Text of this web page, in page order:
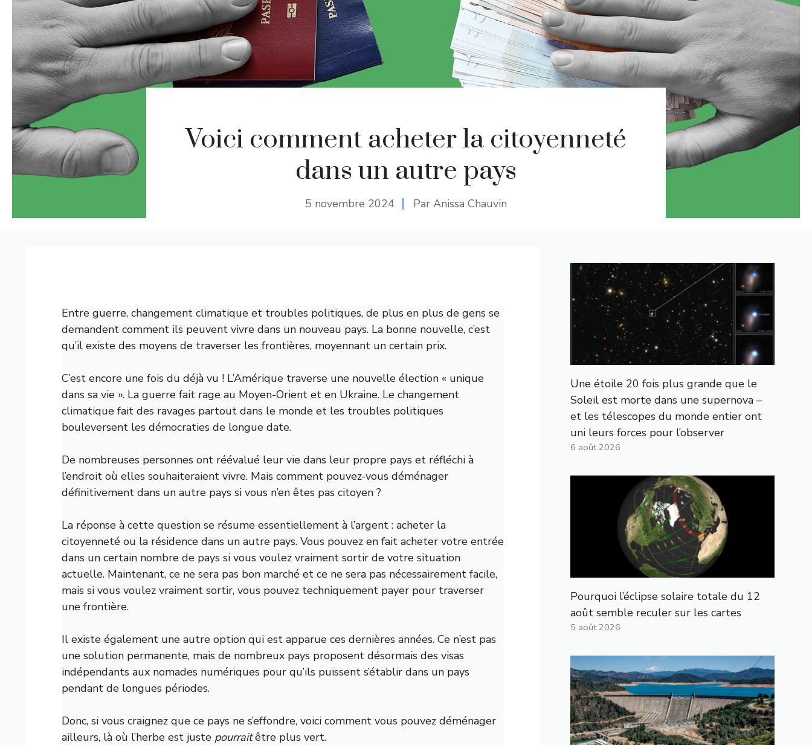
Voici comment acheter la citoyenneté
dans un autre pays
5 novembre 2024 Par Anissa Chauvin
Entre guerre, changement climatique et troubles politiques, de plus en plus de gens se
demandent comment ils peuvent vivre dans un nouveau pays. La bonne nouvelle, c’est
qu’il existe des moyens de traverser les frontières, moyennant un certain prix.
C’est encore une fois du déjà vu ! L’Amérique traverse une nouvelle élection « unique
dans sa vie ». La guerre fait rage au Moyen-Orient et en Ukraine. Le changement
climatique fait des ravages partout dans le monde et les troubles politiques
bouleversent les démocraties de longue date.
De nombreuses personnes ont réévalué leur vie dans leur propre pays et réfléchi à
l’endroit où elles souhaiteraient vivre. Mais comment pouvez-vous déménager
définitivement dans un autre pays si vous n’en êtes pas citoyen ?
La réponse à cette question se résume essentiellement à l’argent : acheter la
citoyenneté ou la résidence dans un autre pays. Vous pouvez en fait acheter votre entrée
dans un certain nombre de pays si vous voulez vraiment sortir de votre situation
actuelle. Maintenant, ce ne sera pas bon marché et ce ne sera pas nécessairement facile,
mais si vous voulez vraiment sortir, vous pouvez techniquement payer pour traverser
une frontière.
Il existe également une autre option qui est apparue ces dernières années. Ce n’est pas
une solution permanente, mais de nombreux pays proposent désormais des visas
indépendants aux nomades numériques pour qu’ils puissent s’établir dans un pays
pendant de longues périodes.
Donc, si vous craignez que ce pays ne s’effondre, voici comment vous pouvez déménager
ailleurs, là où l’herbe est juste pourraitêtre plus vert.
Une étoile 20 fois plus grande que le
Soleil est morte dans une supernova –
et les télescopes du monde entier ont
uni leurs forces pour l’observer
6 août 2026
Pourquoi l’éclipse solaire totale du 12
août semble reculer sur les cartes
5 août 2026